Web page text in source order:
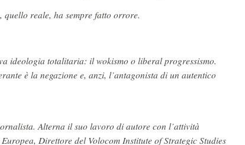
reale, ha sempre fatto orrore.
ideologia totalitaria: il wokismo o liberal progressismo.
è la negazione e, anzi, l’antagonista di un autentico
Alterna il suo lavoro di autore con l’attività
Direttore del Volocom Institute of Strategic Studies